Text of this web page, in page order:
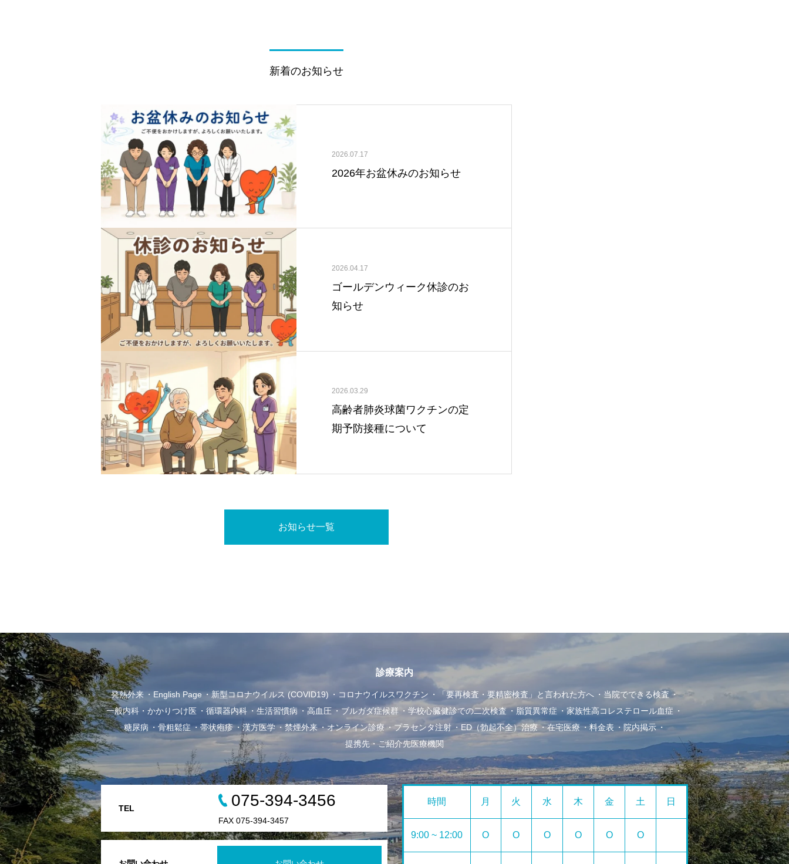
新着のお知らせ
2026.07.17
2026年お盆休みのお知らせ
2026.04.17
ゴールデンウィーク休診のお
知らせ
2026.03.29
高齢者肺炎球菌ワクチンの定
期予防接種について
お知らせ一覧
診療案内
発熱外来 English Page 新型コロナウイルス (COVID19) コロナウイルスワクチン 「要再検査・要精密検査」と言われた方へ
当院でできる検査
一般内科・かかりつけ医
循環器内科 生活習慣病 高血圧 ブルガダ症候群 学校心臓健診での二次検査 脂質異常症
家族性高コレステロール血症
糖尿病
骨粗鬆症 帯状疱疹 漢方医学 禁煙外来 オンライン診療 プラセンタ注射 ED（勃起不全）治療 在宅医療 料金表
院内掲示
提携先・ご紹介先医療機関
TEL 075-394-3456
FAX 075-394-3457
時間 月 火 水 木 金 土 日
9:00 ~ 12:00 O O O O O O